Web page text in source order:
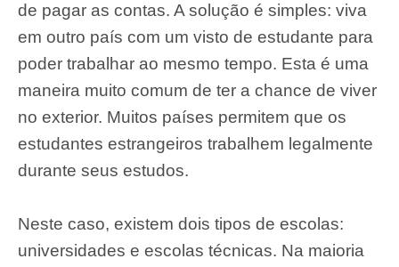
de pagar as contas. A solução é simples: viva
em outro país com um visto de estudante para
poder trabalhar ao mesmo tempo. Esta é uma
maneira muito comum de ter a chance de viver
no exterior. Muitos países permitem que os
estudantes estrangeiros trabalhem legalmente
durante seus estudos.
Neste caso, existem dois tipos de escolas:
universidades e escolas técnicas. Na maioria